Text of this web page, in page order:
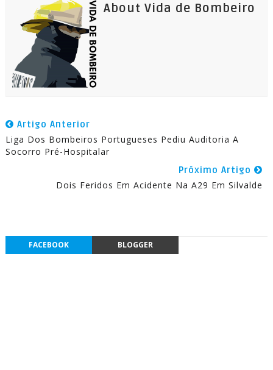
About Vida de Bombeiro
Artigo Anterior
Liga Dos Bombeiros Portugueses Pediu Auditoria A
Socorro Pré-Hospitalar
Próximo Artigo
Dois Feridos Em Acidente Na A29 Em Silvalde
FACEBOOK BLOGGER